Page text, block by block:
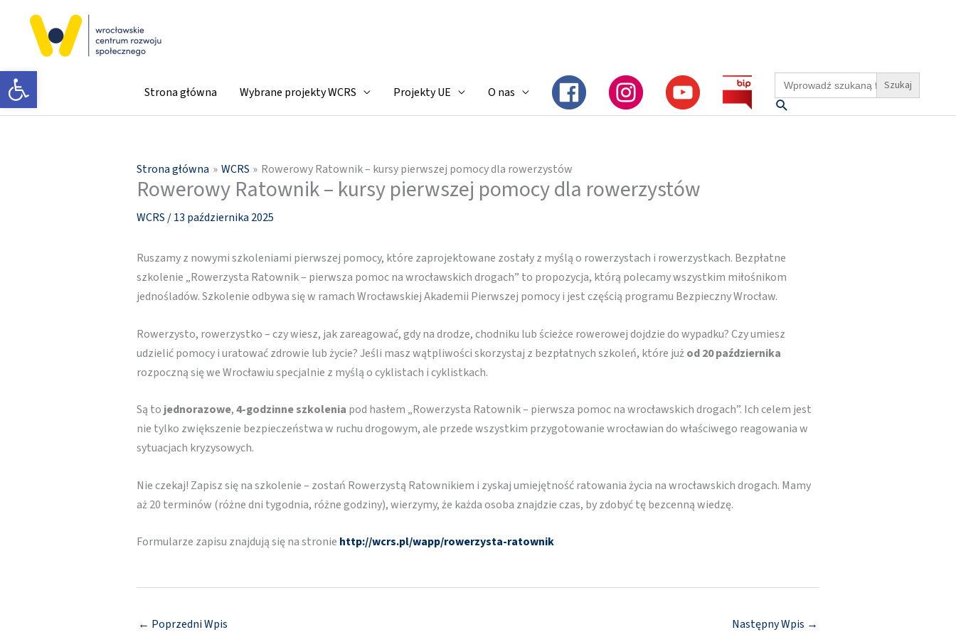
Otwórz pasek narzędzi Strona główna Wybrane projekty WCRS Projekty UE O nas
Search
for:
Szukaj
Strona główna WCRS Rowerowy Ratownik – kursy pierwszej pomocy dla rowerzystów
Rowerowy Ratownik – kursy pierwszej pomocy dla rowerzystów
WCRS /13 października 2025
Ruszamy z nowymi szkoleniami pierwszej pomocy, które zaprojektowane zostały z myślą o rowerzystach i rowerzystkach. Bezpłatne
szkolenie „Rowerzysta Ratownik – pierwsza pomoc na wrocławskich drogach” to propozycja, którą polecamy wszystkim miłośnikom
jednośladów. Szkolenie odbywa się w ramach Wrocławskiej Akademii Pierwszej pomocy i jest częścią programu Bezpieczny Wrocław.
Rowerzysto, rowerzystko – czy wiesz, jak zareagować, gdy na drodze, chodniku lub ścieżce rowerowej dojdzie do wypadku? Czy umiesz
udzielić pomocy i uratować zdrowie lub życie? Jeśli masz wątpliwości skorzystaj z bezpłatnych szkoleń, które jużod 20 października
rozpoczną się we Wrocławiu specjalnie z myślą o cyklistach i cyklistkach.
Są to jednorazowe,4-godzinne szkolenia pod hasłem „Rowerzysta Ratownik – pierwsza pomoc na wrocławskich drogach”. Ich celem jest
nie tylko zwiększenie bezpieczeństwa w ruchu drogowym, ale przede wszystkim przygotowanie wrocławian do właściwego reagowania w
sytuacjach kryzysowych.
Nie czekaj! Zapisz się na szkolenie – zostań Rowerzystą Ratownikiem i zyskaj umiejętność ratowania życia na wrocławskich drogach. Mamy
aż 20 terminów (różne dni tygodnia, różne godziny), wierzymy, że każda osoba znajdzie czas, by zdobyć tę bezcenną wiedzę.
Formularze zapisu znajdują się na stronie http://wcrs.pl/wapp/rowerzysta-ratownik
← Poprzedni Wpis Następny Wpis →